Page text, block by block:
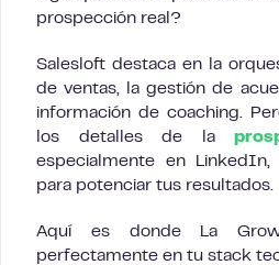
prospección real?
Salesloft destaca en la
de ventas, la gestión de
información de coaching.
los detalles de la
especialmente en LinkedIn,
para potenciar tus resultados.
Aquí es donde La
perfectamente en tu stack